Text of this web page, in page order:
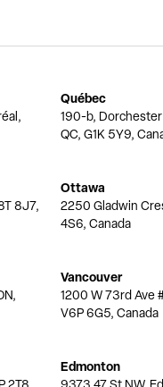
Québec
190-b,
QC, G1K 5Y9,
8J7,
Ottawa
2250 Gladwin
4S6, Canada
Vancouver
1200 W 73rd Ave
V6P 6G5, Canada
Edmonton